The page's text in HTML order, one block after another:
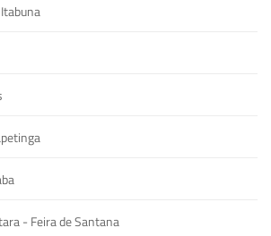
- Feira de Santana